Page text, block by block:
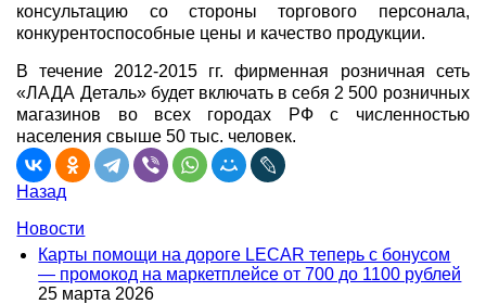
консультацию со стороны торгового персонала,
конкурентоспособные цены и качество продукции.
В течение 2012-2015 гг. фирменная розничная сеть
«ЛАДА Деталь» будет включать в себя 2 500 розничных
магазинов во всех городах РФ с численностью
населения свыше 50 тыс. человек.
Назад
Новости
Карты помощи на дороге LECAR теперь с бонусом
— промокод на маркетплейсе от 700 до 1100 рублей
25 марта 2026